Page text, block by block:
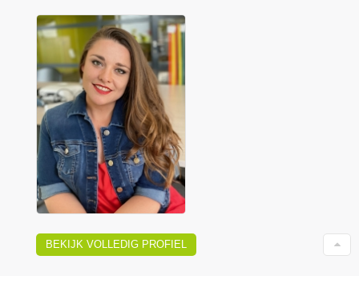
BEKIJK VOLLEDIG PROFIEL